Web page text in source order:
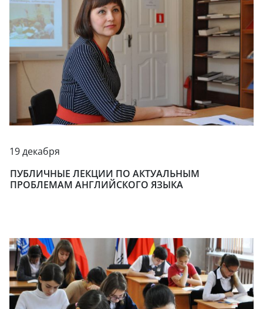
19 декабря
ПУБЛИЧНЫЕ ЛЕКЦИИ ПО АКТУАЛЬНЫМ
ПРОБЛЕМАМ АНГЛИЙСКОГО ЯЗЫКА